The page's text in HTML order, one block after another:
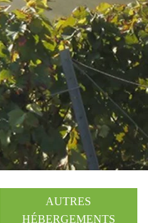
AUTRES
HÉBERGEMENTS